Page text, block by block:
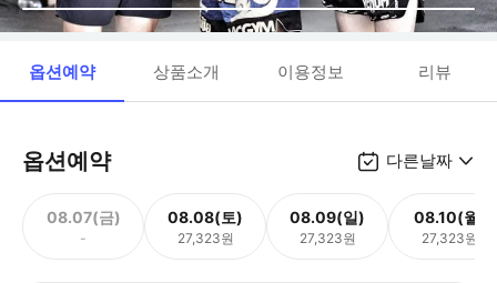
옵션예약 상품소개 이용정보 리뷰
옵션예약 다른날짜
08.07(금)
-
08.08(토)
27,323원
08.09(일)
27,323원
08.10(월)
27,323원